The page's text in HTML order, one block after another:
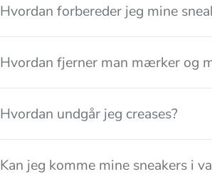
Hvordan forbereder jeg mine
Hvordan fjerner man mærker og
Hvordan undgår jeg creases?
Kan jeg komme mine sneakers i